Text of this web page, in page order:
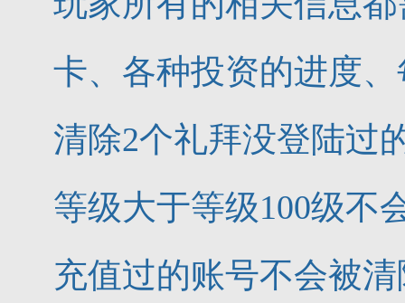
卡、各种投资的进度
清除2个礼拜没登陆过
等级大于等级100级不
充值过的账号不会被清